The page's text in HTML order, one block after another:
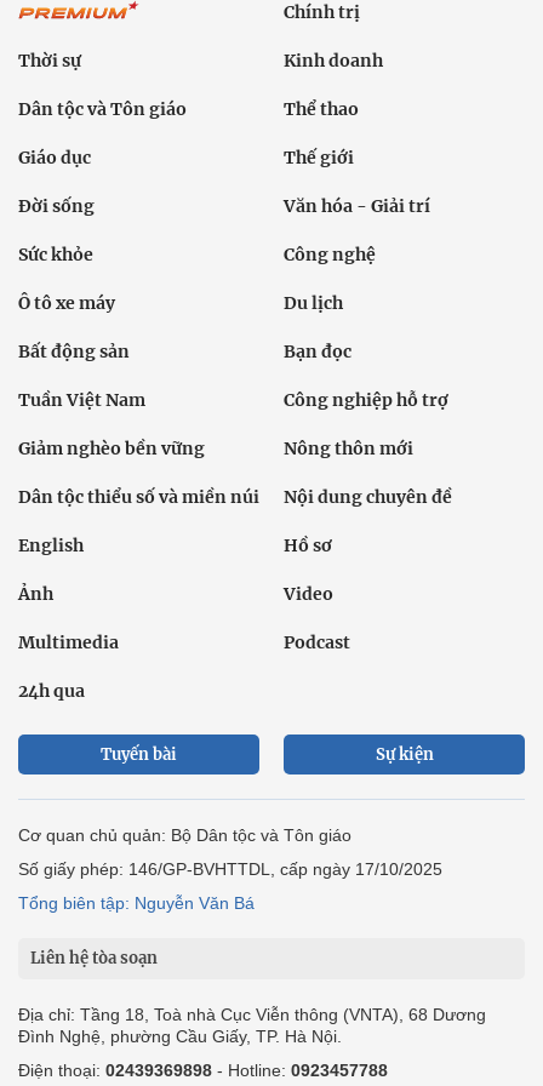
Sức khỏe Công nghệ
Ô tô xe máy Du lịch
Bất động sản Bạn đọc
Tuần Việt Nam Công nghiệp hỗ trợ
Giảm nghèo bền vững Nông thôn mới
Dân tộc thiểu số và miền núi Nội dung chuyên đề
English Hồ sơ
Ảnh Video
Multimedia Podcast
24h qua
Cơ quan chủ quản: Bộ Dân tộc và Tôn giáo
Số giấy phép: 146/GP-BVHTTDL, cấp ngày 17/10/2025
Địa chỉ: Tầng 18, Toà nhà Cục Viễn thông (VNTA), 68 Dương
Đình Nghệ, phường Cầu Giấy, TP. Hà Nội.
Điện thoại:02439369898- Hotline:0923457788
Email: vietnamnet@vietnamnet.vn
© 1997 Báo VietNamNet. All rights reserved. Chỉ được phát hành